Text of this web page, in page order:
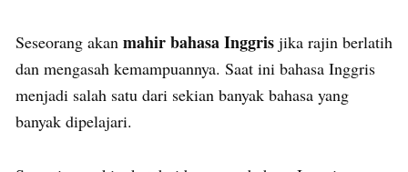
Seseorang akan mahir bahasa Inggris jika rajin berlatih
dan mengasah kemampuannya. Saat ini bahasa Inggris
menjadi salah satu dari sekian banyak bahasa yang
banyak dipelajari.